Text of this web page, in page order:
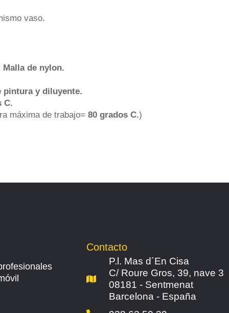
vaso.
Malla de nylon.
pintura y diluyente.
C.
máxima de trabajo= 80 grados C.)
Contacto
P.l. Mas d´En Cisa
C/ Roure Gros, 39, nave 3
08181 - Sentmenat
Barcelona - España